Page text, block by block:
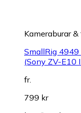
Kameraburar
SmallRig 4949
(Sony ZV-E10
fr.
799 kr